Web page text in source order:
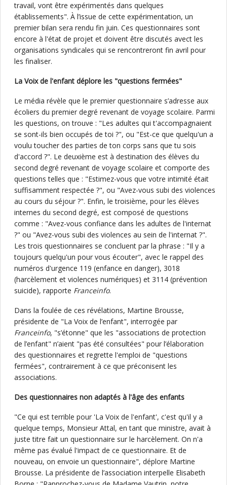
travail, vont être expérimentés dans quelques
établissements". À l’issue de cette expérimentation, un
premier bilan sera rendu fin juin. Ces questionnaires sont
encore à l'état de projet et doivent être discutés avect les
organisations syndicales qui se rencontreront fin avril pour
les finaliser.
La Voix de l'enfant déplore les "questions fermées"
Le média révèle que le premier questionnaire s’adresse aux
écoliers du premier degré revenant de voyage scolaire. Parmi
les questions, on trouve : "Les adultes qui t'accompagnaient
se sont-ils bien occupés de toi ?", ou "Est-ce que quelqu'un a
voulu toucher des parties de ton corps sans que tu sois
d'accord ?". Le deuxième est à destination des élèves du
second degré revenant de voyage scolaire et comporte des
questions telles que : "Estimez-vous que votre intimité était
suffisamment respectée ?", ou "Avez-vous subi des violences
au cours du séjour ?". Enfin, le troisième, pour les élèves
internes du second degré, est composé de questions
comme : "Avez-vous confiance dans les adultes de l'internat
?" ou "Avez-vous subi des violences au sein de l'internat ?".
Les trois questionnaires se concluent par la phrase : "Il y a
toujours quelqu'un pour vous écouter", avec le rappel des
numéros d'urgence 119 (enfance en danger), 3018
(harcèlement et violences numériques) et 3114 (prévention
suicide), rapporte Franceinfo.
Dans la foulée de ces révélations, Martine Brousse,
présidente de "La Voix de l’enfant", interrogée par
Franceinfo, "s’étonne" que les "associations de protection
de l’enfant" n’aient "pas été consultées" pour l’élaboration
des questionnaires et regrette l'emploi de "questions
fermées", contrairement à ce que préconisent les
associations.
Des questionnaires non adaptés à l'âge des enfants
"Ce qui est terrible pour 'La Voix de l'enfant', c'est qu'il y a
quelque temps, Monsieur Attal, en tant que ministre, avait à
juste titre fait un questionnaire sur le harcèlement. On n'a
même pas évalué l'impact de ce questionnaire. Et de
nouveau, on envoie un questionnaire", déplore Martine
Brousse. La présidente de l’association interpelle Elisabeth